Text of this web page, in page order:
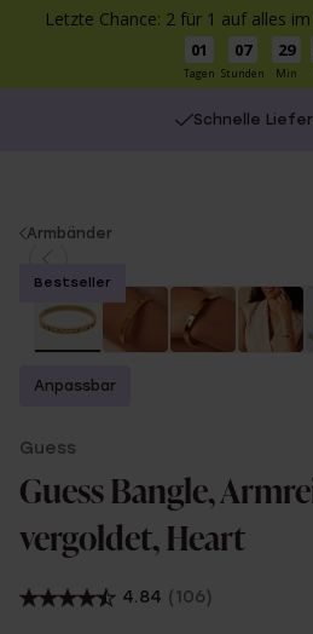
Letzte Chance: 2 für 1 auf alles
01
Tagen
07
Stunden
29
Min
Schnelle
You
here:
Armbänder
Bestseller
Anpassbar
Guess
Guess Bangle,
vergoldet, Heart
4.84 (106)